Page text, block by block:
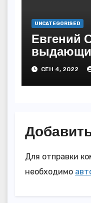
UNCATEGORISED
Евгений
СЕН 4, 2022
Для отправки
необходимо